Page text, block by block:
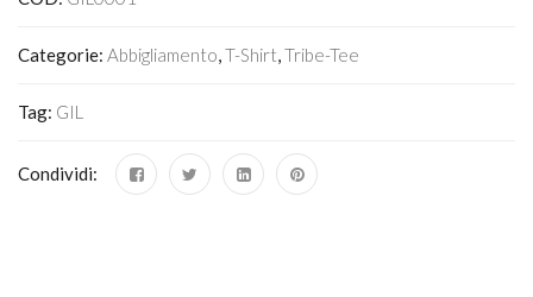
Categorie: Abbigliamento,T-Shirt,Tribe-Tee
Tag: GIL
Condividi: